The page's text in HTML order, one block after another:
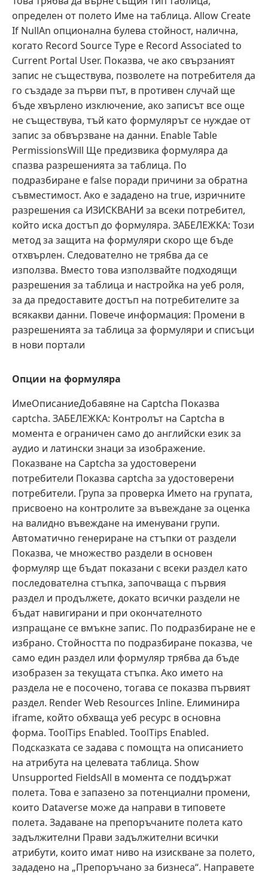
определен от полето Име на таблица. Allow Create
If NullAn опционална булева стойност, налична,
когато Record Source Type е Record Associated to
Current Portal User. Показва, че ако свързаният
запис не съществува, позволете на потребителя да
го създаде за първи път, в противен случай ще
бъде хвърлено изключение, ако записът все още
не съществува, тъй като формулярът се нуждае от
запис за обвързване на данни. Enable Table
PermissionsWill Ще предизвика формуляра да
спазва разрешенията за таблица. По
подразбиране е false поради причини за обратна
съвместимост. Ако е зададено на true, изричните
разрешения са ИЗИСКВАНИ за всеки потребител,
който иска достъп до формуляра. ЗАБЕЛЕЖКА: Този
метод за защита на формуляри скоро ще бъде
отхвърлен. Следователно не трябва да се
използва. Вместо това използвайте подходящи
разрешения за таблица и настройка на уеб роля,
за да предоставите достъп на потребителите за
всякакви данни. Повече информация: Промени в
разрешенията за таблица за формуляри и списъци
в нови портали
Опции на формуляра
ИмеОписаниеДобавяне на Captcha Показва
captcha. ЗАБЕЛЕЖКА: Контролът на Captcha в
момента е ограничен само до английски език за
аудио и латински знаци за изображение.
Показване на Captcha за удостоверени
потребители Показва captcha за удостоверени
потребители. Група за проверка Името на групата,
присвоено на контролите за въвеждане за оценка
на валидно въвеждане на именувани групи.
Автоматично генериране на стъпки от раздели
Показва, че множество раздели в основен
формуляр ще бъдат показани с всеки раздел като
последователна стъпка, започваща с първия
раздел и продължете, докато всички раздели не
бъдат навигирани и при окончателното
изпращане се вмъкне запис. По подразбиране не е
избрано. Стойността по подразбиране показва, че
само един раздел или формуляр трябва да бъде
изобразен за текущата стъпка. Ако името на
раздела не е посочено, тогава се показва първият
раздел. Render Web Resources Inline. Елиминира
iframe, който обхваща уеб ресурс в основна
форма. ToolTips Enabled. ToolTips Enabled.
Подсказката се задава с помощта на описанието
на атрибута на целевата таблица. Show
Unsupported FieldsAll в момента се поддържат
полета. Това е запазено за потенциални промени,
които Dataverse може да направи в типовете
полета. Задаване на препоръчаните полета като
задължителни Прави задължителни всички
атрибути, които имат ниво на изискване за полето,
зададено на „Препоръчано за бизнеса“. Направете